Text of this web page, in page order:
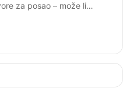
za posao – može li…